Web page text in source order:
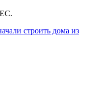
строить дома из